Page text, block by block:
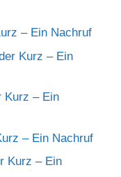
– Ein Nachruf
Kurz – Ein
Kurz – Ein
– Ein Nachruf
Kurz – Ein